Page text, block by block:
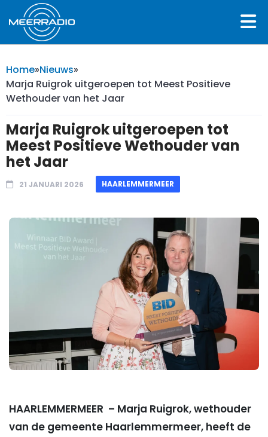
Home»Nieuws»
Marja Ruigrok uitgeroepen tot Meest Positieve
Wethouder van het Jaar
Marja Ruigrok uitgeroepen tot
Meest Positieve Wethouder van
het Jaar
21 JANUARI 2026 HAARLEMMERMEER
HAARLEMMERMEER – Marja Ruigrok, wethouder
van de gemeente Haarlemmermeer, heeft de